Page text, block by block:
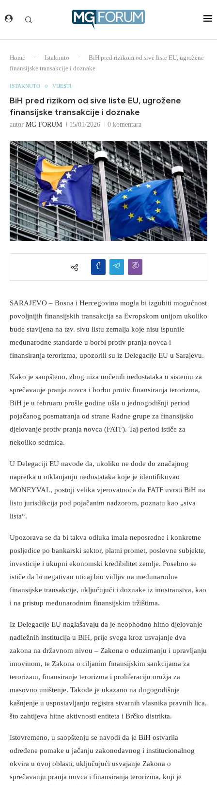
Home - Istaknuto -
BiH pred rizikom od sive liste EU, ugrožene
finansijske transakcije i doznake
ISTAKNUTO VIJESTI
BiH pred rizikom od sive liste EU, ugrožene
finansijske transakcije i doznake
autor MG FORUM 15/01/2026 0 komentara
SARAJEVO – Bosna i Hercegovina mogla bi izgubiti mogućnost
povoljnijih finansijskih transakcija sa Evropskom unijom ukoliko
bude stavljena na tzv. sivu listu zemalja koje nisu ispunile
međunarodne standarde u borbi protiv pranja novca i
finansiranja terorizma, upozorili su iz Delegacije EU u Sarajevu.
Kako je saopšteno, zbog niza uočenih nedostataka u sistemu za
sprečavanje pranja novca i borbu protiv finansiranja terorizma,
BiH je u februaru prošle godine ušla u jednogodišnji period
pojačanog posmatranja od strane Radne grupe za finansijsko
djelovanje protiv pranja novca (FATF). Taj period ističe za
nekoliko sedmica.
U Delegaciji EU navode da, ukoliko ne dođe do značajnog
napretka u otklanjanju nedostataka koje je identifikovao
MONEYVAL, postoji velika vjerovatnoća da FATF uvrsti BiH na
listu jurisdikcija pod pojačanim nadzorom, poznatu kao „siva
lista“.
Upozorava se da bi takva odluka imala neposredne i konkretne
posljedice po bankarski sektor, platni promet, poslovne subjekte,
investicije i ukupni ekonomski kredibilitet zemlje. Posebno se
ističe da bi negativan uticaj bio vidljiv na međunarodne
finansijske transakcije, uključujući i doznake iz inostranstva, kao
i na pristup međunarodnim finansijskim tržištima.
Iz Delegacije EU naglašavaju da je neophodno hitno djelovanje
nadležnih institucija u BiH, prije svega kroz usvajanje dva
zakona na državnom nivou – Zakona o oduzimanju i upravljanju
imovinom, te Zakona o ciljanim finansijskim sankcijama za
terorizam, finansiranje terorizma i proliferaciju oružja za
masovno uništenje. Takođe je ukazano na dugogodišnje
kašnjenje u uspostavljanju registra stvarnih vlasnika pravnih lica,
što zahtijeva hitne aktivnosti entiteta i Brčko distrikta.
Istovremeno, u saopštenju se navodi da je BiH ostvarila
određene pomake u jačanju zakonodavnog i institucionalnog
okvira u ovoj oblasti, uključujući usvajanje Zakona o
sprečavanju pranja novca i finansiranja terorizma, koji je